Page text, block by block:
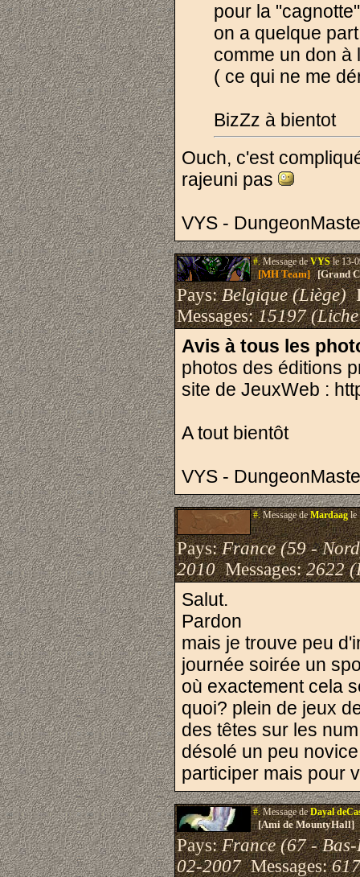
pour la "cagnotte"
on a quelque
comme un don à
( ce qui ne me
BizZz à bientot
Ouch, c'est
rajeuni pas
VYS -
#.Message deVYSle 13-
[MH Team][Grand
Pays:Belgique (Liège)
Messages:15197
Avis à tous les
photos des éditions
site de JeuxWeb :
A tout bientôt
VYS -
#.Message deMardaagle
Pays:France (59 -
2010Messages:2622
Salut.
Pardon
mais je trouve peu
journée soirée un
où exactement cela
quoi? plein de jeux
des têtes sur les
désolé un peu
participer mais pour
#.Message deDayal
[Ami de MountyHall]
Pays:France (67 -
02-2007Messages: